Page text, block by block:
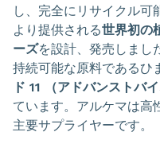
し、完全にリサイクル可
より提供される世界初の
ーズを設計、発売しまし
持続可能な原料であるひ
ド 11 （アドバンストバ
ています。アルケマは高
主要サプライヤーです。